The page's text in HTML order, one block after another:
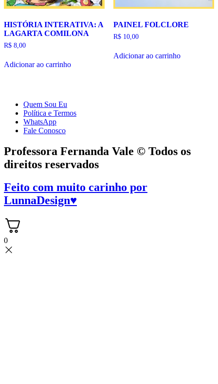
HISTÓRIA INTERATIVA: A
LAGARTA COMILONA
R$ 8,00
Adicionar ao carrinho
PAINEL FOLCLORE
R$10,00
Adicionar ao carrinho
Quem Sou Eu
Política e Termos
WhatsApp
Fale Conosco
Professora Fernanda Vale © Todos os
direitos reservados
Feito com muito carinho por
LunnaDesign♥
0